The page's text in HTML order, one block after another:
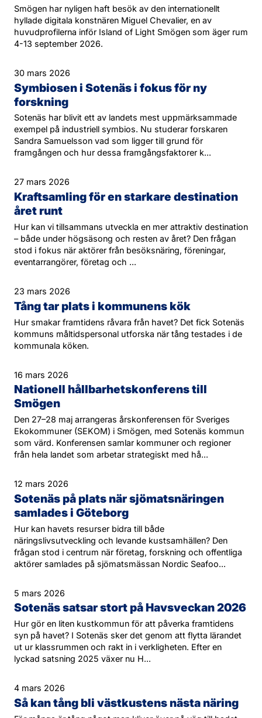
Smögen har nyligen haft besök av den internationellt
hyllade digitala konstnären Miguel Chevalier, en av
huvudprofilerna inför Island of Light Smögen som äger rum
4-13 september 2026.
30 mars 2026
Symbiosen i Sotenäs i fokus för ny
forskning
Sotenäs har blivit ett av landets mest uppmärksammade
exempel på industriell symbios. Nu studerar forskaren
Sandra Samuelsson vad som ligger till grund för
framgången och hur dessa framgångsfaktorer k...
27 mars 2026
Kraftsamling för en starkare destination
året runt
Hur kan vi tillsammans utveckla en mer attraktiv destination
– både under högsäsong och resten av året? Den frågan
stod i fokus när aktörer från besöksnäring, föreningar,
eventarrangörer, företag och ...
23 mars 2026
Tång tar plats i kommunens kök
Hur smakar framtidens råvara från havet? Det fick Sotenäs
kommuns måltidspersonal utforska när tång testades i de
kommunala köken.
16 mars 2026
Nationell hållbarhetskonferens till
Smögen
Den 27–28 maj arrangeras årskonferensen för Sveriges
Ekokommuner (SEKOM) i Smögen, med Sotenäs kommun
som värd. Konferensen samlar kommuner och regioner
från hela landet som arbetar strategiskt med hå...
12 mars 2026
Sotenäs på plats när sjömatsnäringen
samlades i Göteborg
Hur kan havets resurser bidra till både
näringslivsutveckling och levande kustsamhällen? Den
frågan stod i centrum när företag, forskning och offentliga
aktörer samlades på sjömatsmässan Nordic Seafoo...
5 mars 2026
Sotenäs satsar stort på Havsveckan 2026
Hur gör en liten kustkommun för att påverka framtidens
syn på havet? I Sotenäs sker det genom att flytta lärandet
ut ur klassrummen och rakt in i verkligheten. Efter en
lyckad satsning 2025 växer nu H...
4 mars 2026
Så kan tång bli västkustens nästa näring